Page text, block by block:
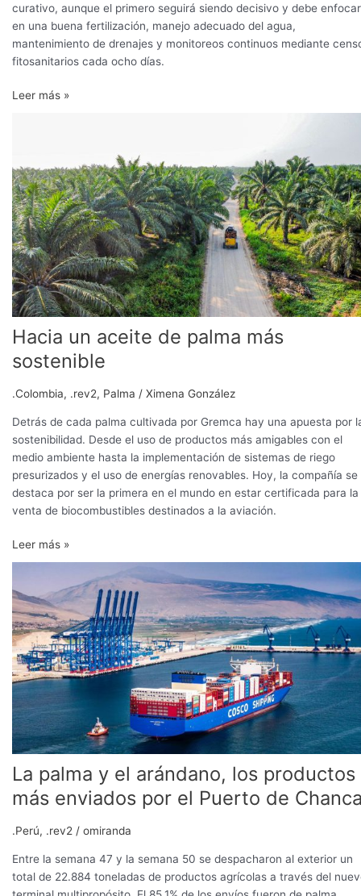
curativo, aunque el primero seguirá siendo decisivo y debe
en una buena fertilización, manejo adecuado del agua,
mantenimiento de drenajes y monitoreos continuos mediante
fitosanitarios cada ocho días.
Leer más »
Hacia un aceite de palma más
sostenible
.Colombia, .rev2, Palma / Ximena González
Detrás de cada palma cultivada por Gremca hay una apuesta por
sostenibilidad. Desde el uso de productos más amigables con el
medio ambiente hasta la implementación de sistemas de riego
presurizados y el uso de energías renovables. Hoy, la compañía se
destaca por ser la primera en el mundo en estar certificada para la
venta de biocombustibles destinados a la aviación.
de
palma
más
sostenible
Leer más »
La palma y el arándano, los productos
más enviados por el Puerto de
.Perú, .rev2 / omiranda
Entre la semana 47 y la semana 50 se despacharon al exterior un
total de 22.884 toneladas de productos agrícolas a través del
palma
y
el
arándano,
los
productos
más
enviados
por
el
Puerto
de
Chancay